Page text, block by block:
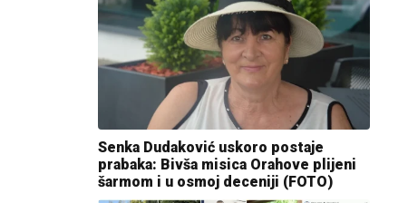
Senka Dudaković uskoro postaje
prabaka: Bivša misica Orahove plijeni
šarmom i u osmoj deceniji (FOTO)